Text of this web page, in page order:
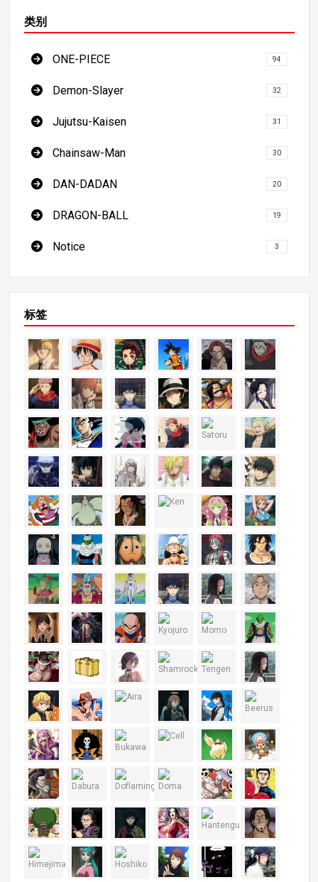
类别
ONE-PIECE 94
Demon-Slayer 32
Jujutsu-Kaisen 31
Chainsaw-Man 30
DAN-DADAN 20
DRAGON-BALL 19
Notice 3
标签